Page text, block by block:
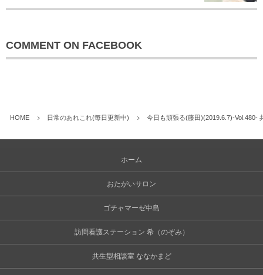
COMMENT ON FACEBOOK
HOME 日常のあれこれ(毎日更新中) 今日も頑張る(藤田)(2019.6.7)-Vol.480-
ホーム
おたがいサロン
ゴチャマーゼ中島
訪問看護ステーション 希（のぞみ）
共生型相談室 ななかまど